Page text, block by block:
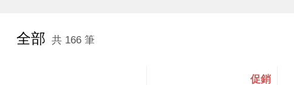
全部 共 166 筆